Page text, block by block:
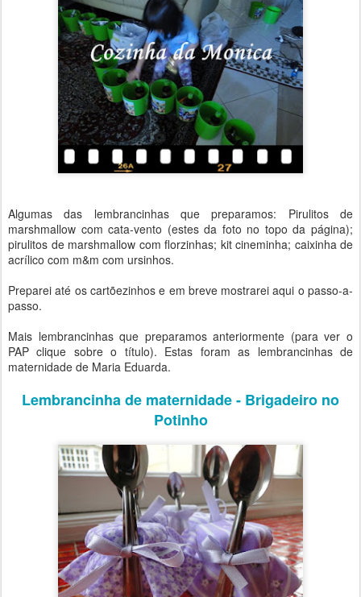
Algumas das lembrancinhas que preparamos: Pirulitos de
marshmallow com cata-vento (estes da foto no topo da página);
pirulitos de marshmallow com florzinhas; kit cineminha; caixinha de
acrílico com m&m com ursinhos.
Preparei até os cartõezinhos e em breve mostrarei aqui o passo-a-
passo.
Mais lembrancinhas que preparamos anteriormente (para ver o
PAP clique sobre o título). Estas foram as lembrancinhas de
maternidade de Maria Eduarda.
Lembrancinha de maternidade - Brigadeiro no
Potinho